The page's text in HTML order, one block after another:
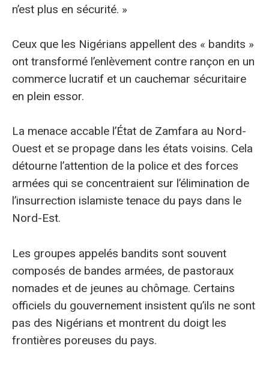
n’est plus en sécurité. »
Ceux que les Nigérians appellent des « bandits »
ont transformé l’enlèvement contre rançon en un
commerce lucratif et un cauchemar sécuritaire
en plein essor.
La menace accable l’État de Zamfara au Nord-
Ouest et se propage dans les états voisins. Cela
détourne l’attention de la police et des forces
armées qui se concentraient sur l’élimination de
l’insurrection islamiste tenace du pays dans le
Nord-Est.
Les groupes appelés bandits sont souvent
composés de bandes armées, de pastoraux
nomades et de jeunes au chômage. Certains
officiels du gouvernement insistent qu’ils ne sont
pas des Nigérians et montrent du doigt les
frontières poreuses du pays.